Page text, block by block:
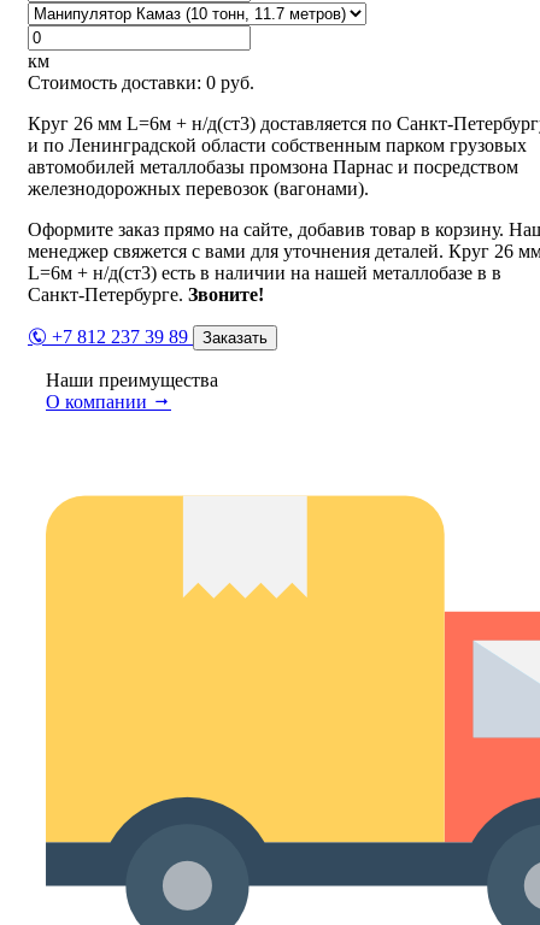
км
Стоимость доставки: 0 руб.
Круг 26 мм L=6м + н/д(ст3) доставляется по Санкт-
и по Ленинградской области собственным парком грузовых
автомобилей металлобазы промзона Парнас и посредством
железнодорожных перевозок (вагонами).
Оформите заказ прямо на сайте, добавив товар в корзину.
менеджер свяжется с вами для уточнения деталей. Круг 26
L=6м + н/д(ст3) есть в наличии на нашей металлобазе в в
Санкт-Петербурге. Звоните!
+7 812 237 39 89 Заказать
Наши преимущества
О компании